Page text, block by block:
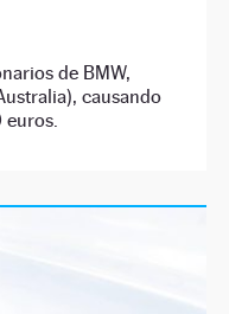
de BMW,
causando
euros.